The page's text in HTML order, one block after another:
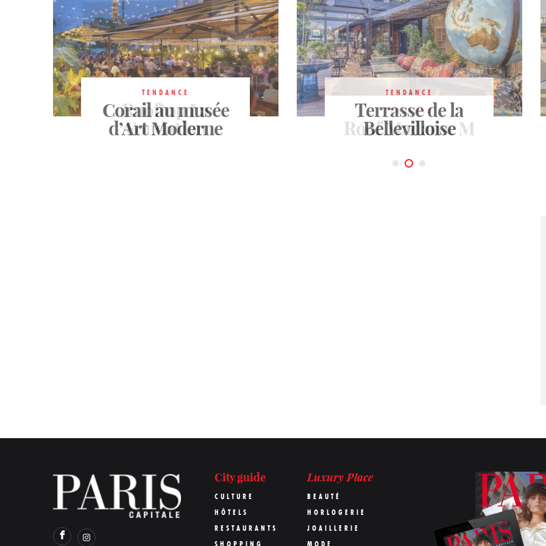
TENDANCE
Rooftop La
Fondation
TENDANCE
Roof Madame M
TENDANCE
Corail au musée
d’Art Moderne
TENDANCE
Terrasse de la
Bellevilloise
TENDANCE
Rosa Bonheur
bois de Vincennes
TENDANCE
Rooftop Laho
City guide
CULTURE
HÔTELS
RESTAURANTS
SHOPPING
Luxury Place
BEAUTÉ
HORLOGERIE
JOAILLERIE
MODE